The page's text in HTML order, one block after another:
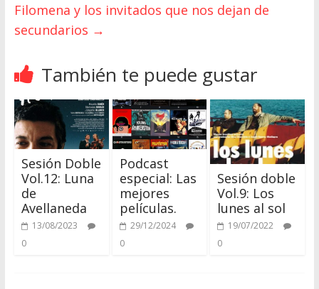
Filomena y los invitados que nos dejan de
secundarios →
También te puede gustar
Sesión Doble
Vol.12: Luna
de
Avellaneda
13/08/2023
0
Podcast
especial: Las
mejores
películas.
29/12/2024
0
Sesión doble
Vol.9: Los
lunes al sol
19/07/2022
0